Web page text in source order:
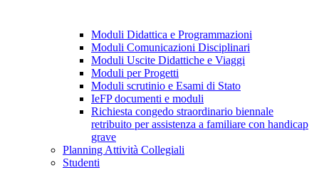
Moduli Didattica e Programmazioni
Moduli Comunicazioni Disciplinari
Moduli Uscite Didattiche e Viaggi
Moduli per Progetti
Moduli scrutinio e Esami di Stato
IeFP documenti e moduli
Richiesta congedo straordinario biennale
retribuito per assistenza a familiare con handicap
grave
Planning Attività Collegiali
Studenti